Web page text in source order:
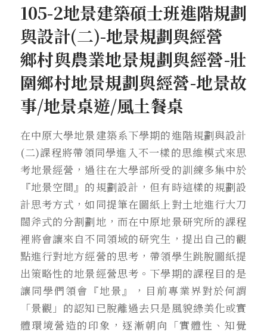
105-2地景建築碩士班進階規劃
與設計(二)-地景規劃與經營
鄉村與農業地景規劃與經營-壯
圍鄉村地景規劃與經營-地景故
事/地景桌遊/風土餐桌
在中原大學地景建築系下學期的進階規劃與設計
(二)課程將帶領同學進入不一樣的思維模式來思
考地景經營，過往在大學部所受的訓練多集中於
『地景空間』的規劃設計，但有時這樣的規劃設
計思考方式，如同提筆在圖紙上對土地進行大刀
闊斧式的分割劃地，而在中原地景研究所的課程
裡將會讓來自不同領域的研究生，提出自己的觀
點進行對地方經營的思考，帶領學生跳脫圖紙提
出策略性的地景經營思考。下學期的課程目的是
讓同學們領會『地景』，目前專業界對於何謂
「景觀」的認知已脫離過去只是風貌綠美化或實
體環境營造的印象，逐漸朝向「實體性、知覺